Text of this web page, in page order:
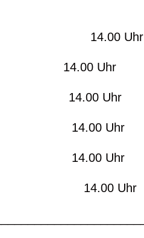
Uhr
I 14.00 Uhr
14.00 Uhr
14.00 Uhr
14.00 Uhr
14.00 Uhr